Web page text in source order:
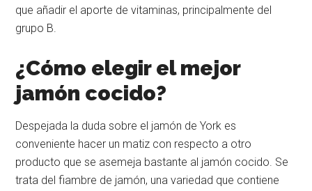
que añadir el aporte de vitaminas, principalmente del
grupo B.
¿Cómo elegir el mejor
jamón cocido?
Despejada la duda sobre el jamón de York es
conveniente hacer un matiz con respecto a otro
producto que se asemeja bastante al jamón cocido. Se
trata del fiambre de jamón, una variedad que contiene